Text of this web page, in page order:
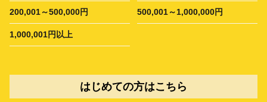
200,001～500,000円 500,001～1,000,000円
1,000,001円以上
はじめての方はこちら